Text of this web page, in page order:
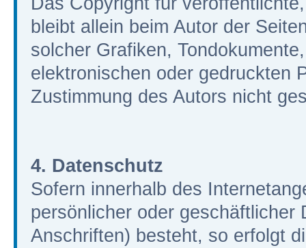
bleibt allein beim Autor der
solcher Grafiken,
elektronischen oder gedruckten
Zustimmung des Autors nicht
4. Datenschutz
Sofern innerhalb des
persönlicher oder geschäftlicher
Anschriften) besteht, so erfolgt